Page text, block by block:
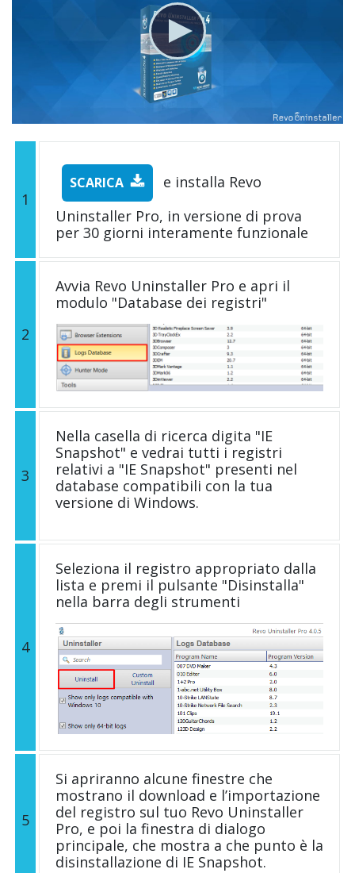
1
SCARICA
e installa Revo
Uninstaller Pro, in versione di prova
per 30 giorni interamente funzionale
2
Avvia Revo Uninstaller Pro e apri il
modulo "Database dei registri"
3
Nella casella di ricerca digita "IE
Snapshot" e vedrai tutti i registri
relativi a "IE Snapshot" presenti nel
database compatibili con la tua
versione di Windows.
4
Seleziona il registro appropriato dalla
lista e premi il pulsante "Disinstalla"
nella barra degli strumenti
5
Si apriranno alcune finestre che
mostrano il download e l’importazione
del registro sul tuo Revo Uninstaller
Pro, e poi la finestra di dialogo
principale, che mostra a che punto è la
disinstallazione di IE Snapshot.